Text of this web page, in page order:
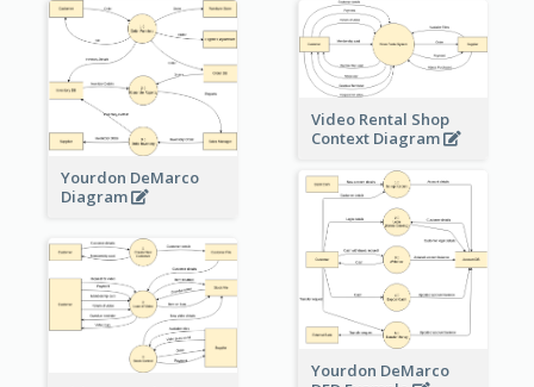
Yourdon DeMarco
Diagram
Video Rental Shop
Context Diagram
Yourdon DeMarco